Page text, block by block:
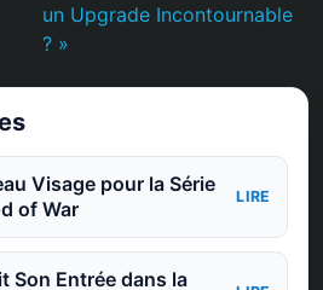
un Upgrade Incontournable
? »
Visage pour la Série
of War
LIRE
Son Entrée dans la